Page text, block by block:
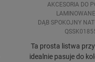
AKCESORIA DO
DĄB SPOKOJNY
Ta prosta listwa
idealnie pasuje do